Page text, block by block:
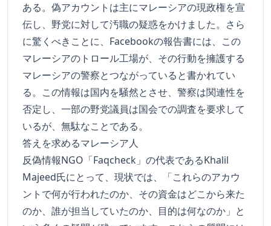
ある。偽アカウントは主にマレーシアの現政権を宣
伝し、野党に対して汚職の疑惑をかけました。さら
に驚くべきことに、Facebookの報告書には、この
マレーシアのトロール工場が、その行動を擁護する
マレーシアの警察とつながっていると書かれてい
る。この情報は国内を騒然とさせ、警察は関連性を
否定し、一部の野党議員は国会での調査を要求して
いるが、無駄なことである。
答えを求めるマレーシア人
反偽情報NGO「Faqcheck」の代表であるKhalil
Majeed氏にとって、現状では、「これらのアカウ
ントで何が行われたのか、その資金はどこから来た
のか、誰が担当していたのか、目的は何なのか」と